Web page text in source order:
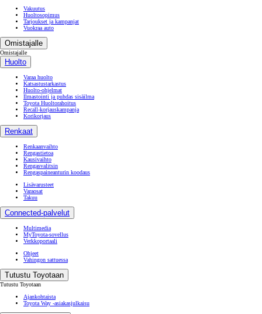
Vakuutus
Huoltosopimus
Tarjoukset ja kampanjat
Vuokraa auto
Omistajalle
Omistajalle
Huolto
Varaa huolto
Katsastustarkastus
Huolto-ohjelmat
Ilmastointi ja puhdas sisäilma
Toyota Huoltorahoitus
Recall-korjauskampanja
Korikorjaus
Renkaat
Renkaanvaihto
Rengastietoa
Kausivaihto
Rengasvalitsin
Rengaspaineanturin koodaus
Lisävarusteet
Varaosat
Takuu
Connected-palvelut
Multimedia
MyToyota-sovellus
Verkkoportaali
Ohjeet
Vahingon sattuessa
Tutustu Toyotaan
Tutustu Toyotaan
Ajankohtaista
Toyota Way -asiakasjulkaisu